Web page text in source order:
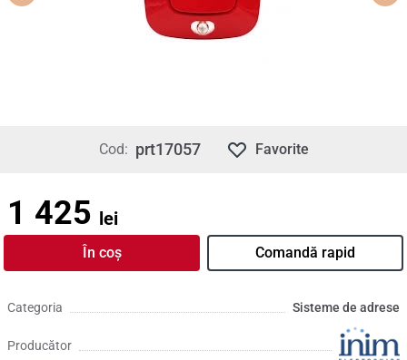
Cod: prt17057 Favorite
1 425 lei
În coș Comandă rapid
Categoria Sisteme de adrese
Producător